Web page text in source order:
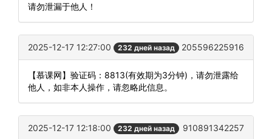
请勿泄漏于他人！
2025-12-17 12:27:00 232 дней назад 205596225916
【慕课网】验证码：8813(有效期为3分钟)，请勿泄露给
他人，如非本人操作，请忽略此信息。
2025-12-17 12:18:00 232 дней назад 910891342257